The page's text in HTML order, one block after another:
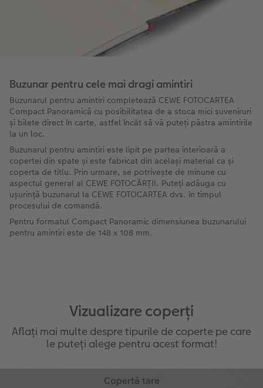
Buzunar pentru cele mai dragi amintiri
Buzunarul pentru amintiri completează CEWE FOTOCARTEA
Compact Panoramică cu posibilitatea de a stoca mici suveniruri
și bilete direct în carte, astfel încât să vă puteți păstra amintirile
la un loc.
Buzunarul pentru amintiri este lipit pe partea interioară a
copertei din spate și este fabricat din același material ca și
coperta de titlu. Prin urmare, se potrivește de minune cu
aspectul general al CEWE FOTOCĂRȚII. Puteți adăuga cu
ușurință buzunarul la CEWE FOTOCARTEA dvs. în timpul
procesului de comandă.
Pentru formatul Compact Panoramic dimensiunea buzunarului
pentru amintiri este de 148 x 108 mm.
Vizualizare coperți
Aflați mai multe despre tipurile de coperte pe care
le puteți alege pentru acest format!